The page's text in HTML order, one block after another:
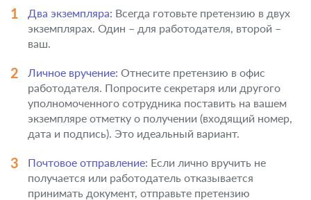
Два экземпляра: Всегда готовьте претензию в двух
экземплярах. Один – для работодателя, второй –
ваш.
Личное вручение: Отнесите претензию в офис
работодателя. Попросите секретаря или другого
уполномоченного сотрудника поставить на вашем
экземпляре отметку о получении (входящий номер,
дата и подпись). Это идеальный вариант.
Почтовое отправление: Если лично вручить не
получается или работодатель отказывается
принимать документ, отправьте претензию